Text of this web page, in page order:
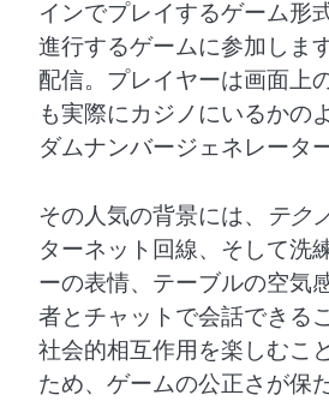
インでプレイするゲーム形
進行するゲームに参加しま
配信。プレイヤーは画面上
も実際にカジノにいるかの
ダムナンバージェネレータ
その人気の背景には、 テク
ターネット回線、そして洗
ーの表情、テーブルの空気
者とチャットで会話できる
社会的相互作用を楽しむこ
ため、ゲームの公正さが保